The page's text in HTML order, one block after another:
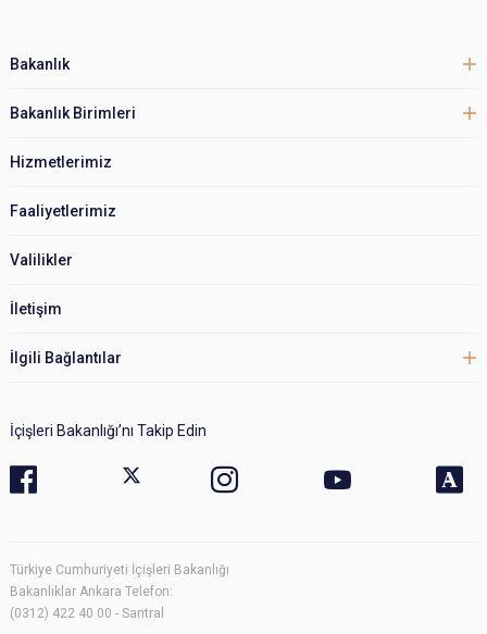
Bakanlık
Bakanlık Birimleri
Hizmetlerimiz
Faaliyetlerimiz
Valilikler
İletişim
İlgili Bağlantılar
İçişleri Bakanlığı’nı Takip Edin
Türkiye Cumhuriyeti İçişleri Bakanlığı
Bakanlıklar Ankara Telefon:
(0312) 422 40 00 - Santral